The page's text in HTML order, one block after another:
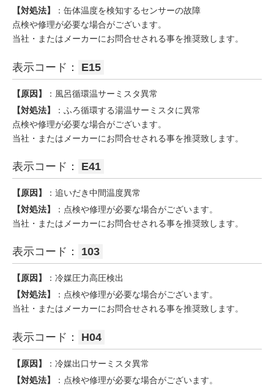
【対処法】
：缶体温度を検知するセンサーの故障
点検や修理が必要な場合がございます。
当社・またはメーカーにお問合せされる事を推奨致します。
表示コード： E15
【原因】
：風呂循環温サーミスタ異常
【対処法】
：ふろ循環する湯温サーミスタに異常
点検や修理が必要な場合がございます。
当社・またはメーカーにお問合せされる事を推奨致します。
表示コード： E41
【原因】
：追いだき中間温度異常
【対処法】
：点検や修理が必要な場合がございます。
当社・またはメーカーにお問合せされる事を推奨致します。
表示コード： 103
【原因】
：冷媒圧力高圧検出
【対処法】
：点検や修理が必要な場合がございます。
当社・またはメーカーにお問合せされる事を推奨致します。
表示コード： H04
【原因】
：冷媒出口サーミスタ異常
【対処法】
：点検や修理が必要な場合がございます。